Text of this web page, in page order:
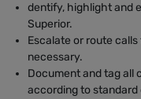
dentify, highlight and
Superior.
Escalate or route
necessary.
Document and tag all
according to standard